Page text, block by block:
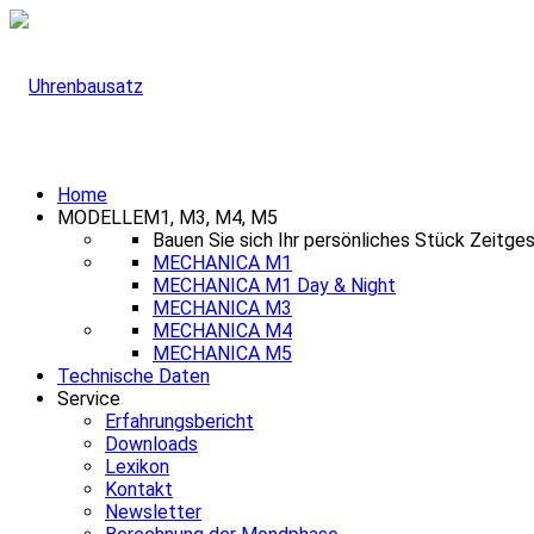
Home
MODELLEM1, M3, M4, M5
Bauen Sie sich Ihr persönliches Stück
MECHANICA M1
MECHANICA M1 Day & Night
MECHANICA M3
MECHANICA M4
MECHANICA M5
Technische Daten
Service
Erfahrungsbericht
Downloads
Lexikon
Kontakt
Newsletter